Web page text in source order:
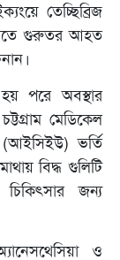
তেচ্ছিব্রিজ
গুরুতর আহত
হয় পরে অবস্থার
মেডিকেল
(আইসিইউ) ভর্তি
বিদ্ধ গুলিটি
জন্য
ও